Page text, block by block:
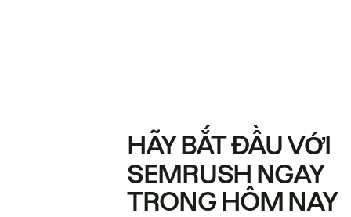
HÃY BẮT ĐẦU VỚI
SEMRUSH NGAY
TRONG HÔM NAY